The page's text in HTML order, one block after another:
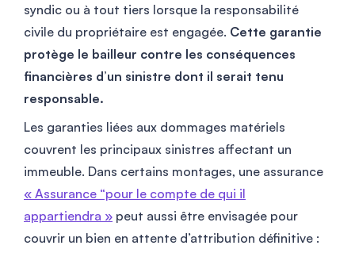
syndic ou à tout tiers lorsque la responsabilité
civile du propriétaire est engagée. Cette garantie
protège le bailleur contre les conséquences
financières d’un sinistre dont il serait tenu
responsable.
Les garanties liées aux dommages matériels
couvrent les principaux sinistres affectant un
immeuble. Dans certains montages, une assurance
« Assurance “pour le compte de qui il
appartiendra » peut aussi être envisagée pour
couvrir un bien en attente d’attribution définitive :